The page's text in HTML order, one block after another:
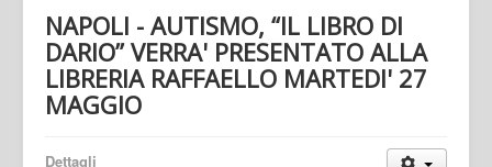
NAPOLI - AUTISMO, “IL LIBRO DI
DARIO” VERRA' PRESENTATO ALLA
LIBRERIA RAFFAELLO MARTEDI' 27
MAGGIO
Dettagli